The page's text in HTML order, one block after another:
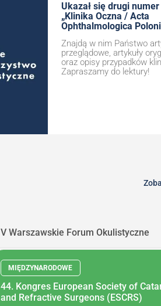
Ukazał się drugi
„Klinika Oczna / Acta
Ophthalmologica
Znajdą w nim Państwo
przeglądowe, artykuły
oraz opisy przypadków
Zapraszamy do lektury!
V Warszawskie Forum Okulistyczne
44. Kongres European Society of
and Refractive Surgeons (ESCRS)